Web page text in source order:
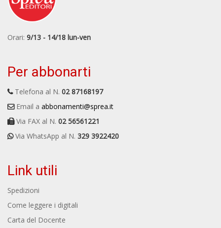
Orari: 9/13 - 14/18 lun-ven
Per abbonarti
Telefona al N. 02 87168197
Email a abbonamenti@sprea.it
Via FAX al N. 02 56561221
Via WhatsApp al N. 329 3922420
Link utili
Spedizioni
Come leggere i digitali
Carta del Docente